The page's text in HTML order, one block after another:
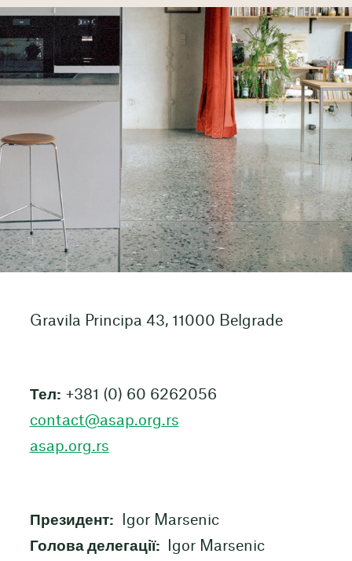
Gravila Principa 43, 11000 Belgrade
Тел: +381 (0) 60 6262056
contact@asap.org.rs
asap.org.rs
Президент: Igor Marsenic
Голова делегації:
Igor Marsenic